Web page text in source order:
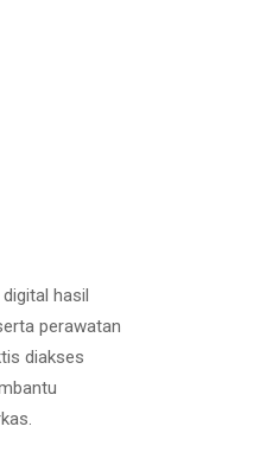
hasil
perawatan
diakses